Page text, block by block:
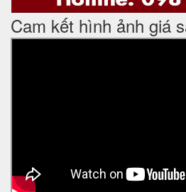
Cam kết hình ảnh giá